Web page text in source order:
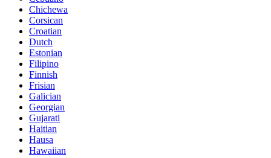
Chichewa
Corsican
Croatian
Dutch
Estonian
Filipino
Finnish
Frisian
Galician
Georgian
Gujarati
Haitian
Hausa
Hawaiian